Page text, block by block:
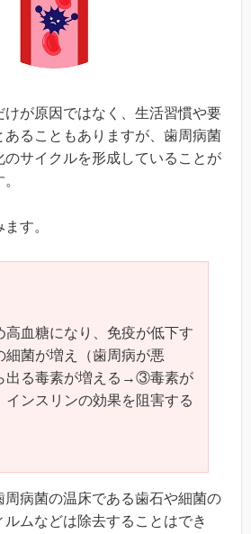
けが原因ではなく、生活習慣や要
あることもありますが、歯周病菌
のサイクルを形成していることが
す。
血糖になり、免疫が低下す
菌が増え（歯周病が悪
出る毒素が増える→③毒素が
インスリンの効果を阻害する
周病菌の温床である歯石や細菌の
ムなどは除去することはでき